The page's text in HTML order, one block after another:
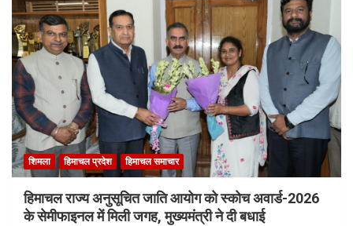
शिमला हिमाचल प्रदेश हिमाचल समाचार
हिमाचल राज्य अनुसूचित जाति आयोग को स्कोच अवार्ड-2026
के सेमीफाइनल में मिली जगह, मुख्यमंत्री ने दी बधाई